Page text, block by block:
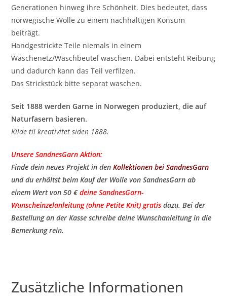
Generationen hinweg ihre Schönheit. Dies bedeutet, dass
norwegische Wolle zu einem nachhaltigen Konsum
beiträgt.
Handgestrickte Teile niemals in einem
Wäschenetz/Waschbeutel waschen. Dabei entsteht Reibung
und dadurch kann das Teil verfilzen.
Das Strickstück bitte separat waschen.
Seit 1888 werden Garne in Norwegen produziert, die auf
Naturfasern basieren.
Kilde til kreativitet siden 1888.
Unsere SandnesGarn Aktion:
Finde dein neues Projekt in denKollektionen bei SandnesGarn
und du erhältst beim Kauf der Wolle von SandnesGarn ab
einem Wert von 50 €deine SandnesGarn-
Wunscheinzelanleitung (ohne Petite Knit) gratis ​ dazu. Bei der
Bestellung an der Kasse schreibe deine Wunschanleitung in die
Bemerkung rein.
Zusätzliche Informationen